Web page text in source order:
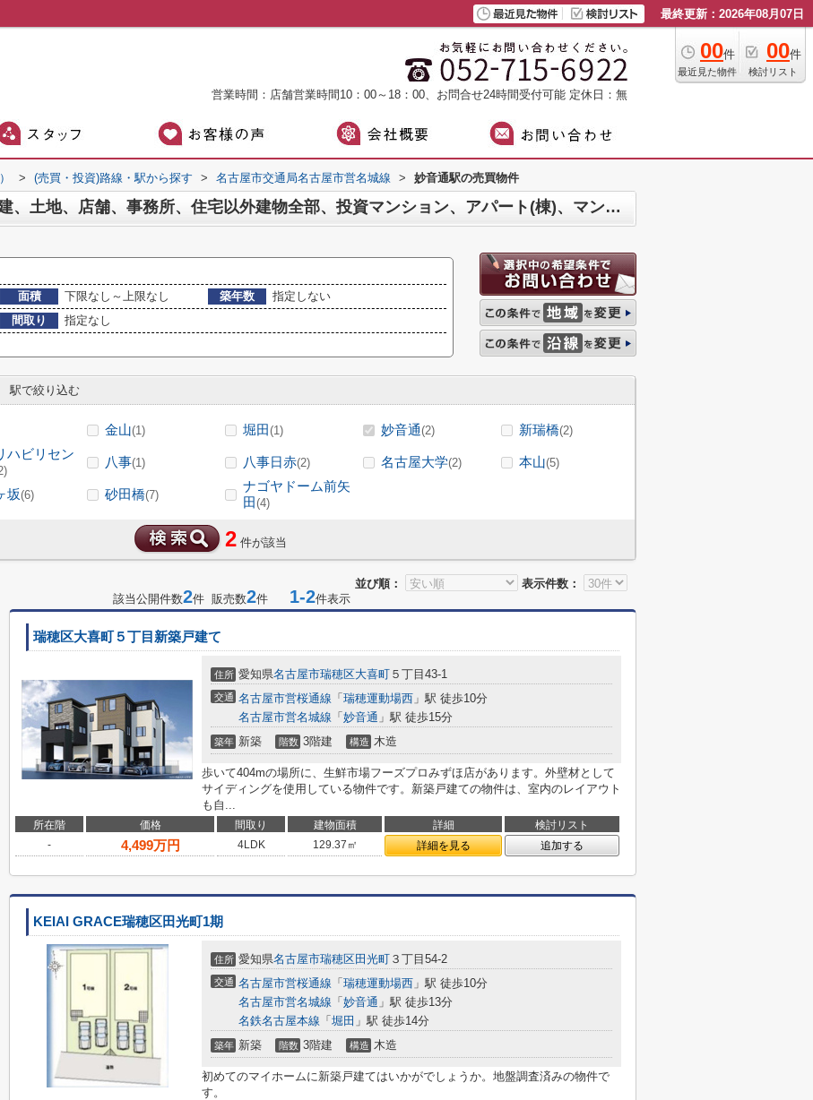
最終更新：2026年08月07日
00件
最近見た物件
00件
検討リスト
営業時間：店舗営業時間10：00～18：00、お問合せ24時間受付可能 定休日：無
> (売買・投資)路線・駅から探す > 名古屋市交通局名古屋市営名城線 > 妙音通駅の売買物件
妙音通駅のマンション、戸建、土地、店舗、事務所、住宅以外建物全部、投資マンション、アパート(棟)、マンション(棟)、ビル、戸建、店舗事務所、その他、土地一覧
面積 下限なし～上限なし 築年数
指定しない
間取り
指定なし
駅で絞り込む
金山(1) 堀田(1) 妙音通(2) 新瑞橋(2)
ハビリセン
八事(1) 八事日赤(2) 名古屋大学(2) 本山(5)
坂(6) 砂田橋(7)
ナゴヤドーム前矢
田(4)
2 件が該当
並び順：
表示件数：
該当公開件数2件 販売数2件 1-2件表示
瑞穂区大喜町５丁目新築戸建て
住所 愛知県名古屋市瑞穂区大喜町 ５丁目43-1
交通 名古屋市営桜通線 「 瑞穂運動場西 」駅 徒歩10分
名古屋市営名城線 「 妙音通 」駅 徒歩15分
築年 新築 階数 3階建 構造 木造
歩いて404mの場所に、生鮮市場フーズプロみずほ店があります。外壁材として
サイディングを使用している物件です。新築戸建ての物件は、室内のレイアウト
も自...
所在階 価格 間取り 建物面積 詳細
検討リスト
-
4,499万円 4LDK 129.37㎡ 詳細を見る 追加する
KEIAI GRACE瑞穂区田光町1期
住所 愛知県名古屋市瑞穂区田光町 ３丁目54-2
交通 名古屋市営桜通線 「 瑞穂運動場西 」駅 徒歩10分
名古屋市営名城線 「 妙音通 」駅 徒歩13分
名鉄名古屋本線 「 堀田 」駅 徒歩14分
築年 新築 階数 3階建 構造 木造
初めてのマイホームに新築戸建てはいかがでしょうか。地盤調査済みの物件で
す。